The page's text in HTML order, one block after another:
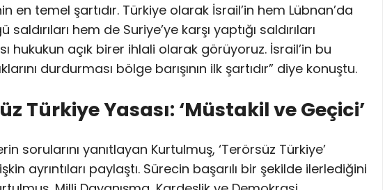
en temel şartıdır. Türkiye olarak İsrail’in hem Lübnan’da
hem de Suriye’ye karşı yaptığı saldırıları
hukukun açık birer ihlali olarak görüyoruz. İsrail’in bu
durdurması bölge barışının ilk şartıdır” diye konuştu.
Türkiye Yasası: ‘Müstakil ve Geçici’
sorularını yanıtlayan Kurtulmuş, ‘Terörsüz Türkiye’
ayrıntıları paylaştı. Sürecin başarılı bir şekilde ilerlediğini